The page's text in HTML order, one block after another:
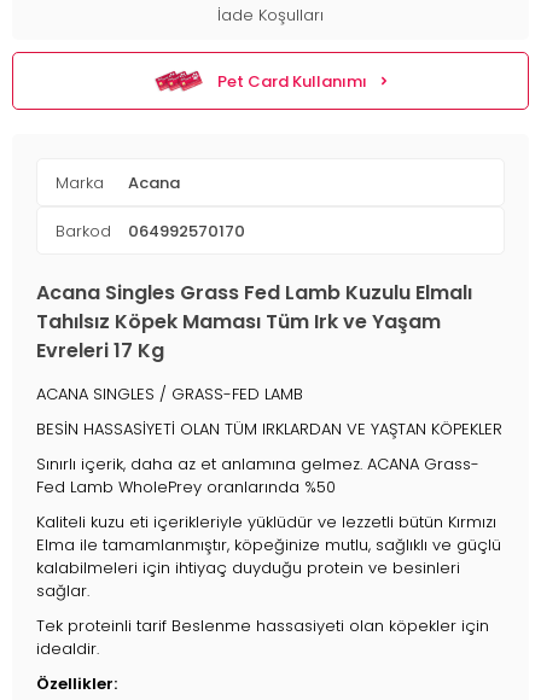
İade Koşulları
Pet Card Kullanımı
Marka Acana
Barkod 064992570170
Acana Singles Grass Fed Lamb Kuzulu Elmalı
Tahılsız Köpek Maması Tüm Irk ve Yaşam
Evreleri 17 Kg
ACANA SINGLES / GRASS-FED LAMB
BESİN HASSASİYETİ OLAN TÜM IRKLARDAN VE YAŞTAN KÖPEKLER
Sınırlı içerik, daha az et anlamına gelmez. ACANA Grass-
Fed Lamb WholePrey oranlarında %50
Kaliteli kuzu eti içerikleriyle yüklüdür ve lezzetli bütün Kırmızı
Elma ile tamamlanmıştır, köpeğinize mutlu, sağlıklı ve güçlü
kalabilmeleri için ihtiyaç duyduğu protein ve besinleri
sağlar.
Tek proteinli tarif Beslenme hassasiyeti olan köpekler için
idealdir.
Özellikler: